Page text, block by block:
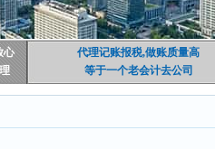
心
代理记账报税,做账质量高
等于一个老会计去公司